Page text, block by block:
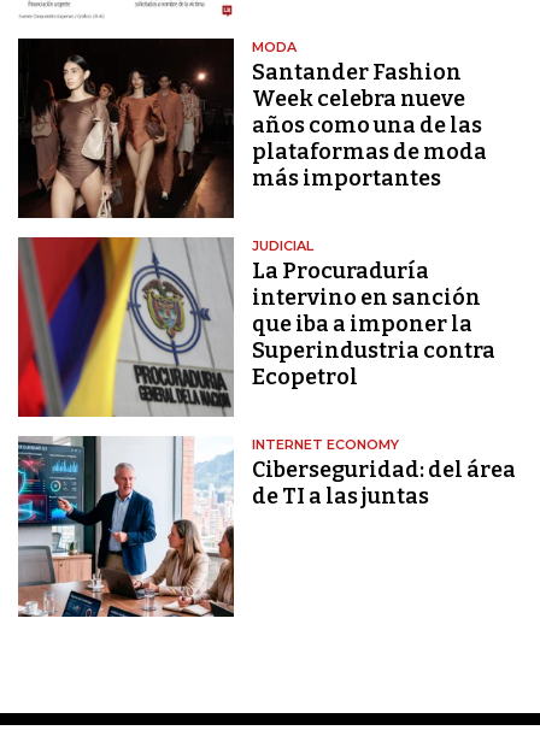
MODA
Santander Fashion
Week celebra nueve
años como una de las
plataformas de moda
más importantes
JUDICIAL
La Procuraduría
intervino en sanción
que iba a imponer la
Superindustria contra
Ecopetrol
INTERNET ECONOMY
Ciberseguridad: del área
de TI a las juntas